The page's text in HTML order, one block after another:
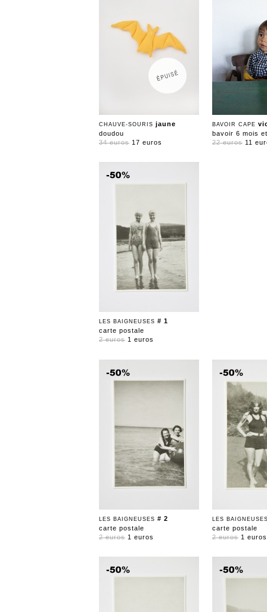
CHAUVE-SOURIS jaune
doudou
34 euros 17 euros
BAVOIR CAPE
bavoir 6 mois
22 euros 11
LES BAIGNEUSES # 1
carte postale
2 euros 1 euros
LES BAIGNEUSES # 2
carte postale
2 euros 1 euros
LES
carte postale
2 euros 1 euros